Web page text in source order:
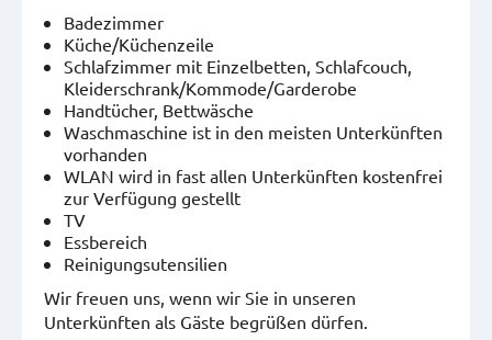
Badezimmer
Küche/Küchenzeile
Schlafzimmer mit Einzelbetten, Schlafcouch,
Kleiderschrank/Kommode/Garderobe
Handtücher, Bettwäsche
Waschmaschine ist in den meisten Unterkünften
vorhanden
WLAN wird in fast allen Unterkünften kostenfrei
zur Verfügung gestellt
TV
Essbereich
Reinigungsutensilien
Wir freuen uns, wenn wir Sie in unseren
Unterkünften als Gäste begrüßen dürfen.